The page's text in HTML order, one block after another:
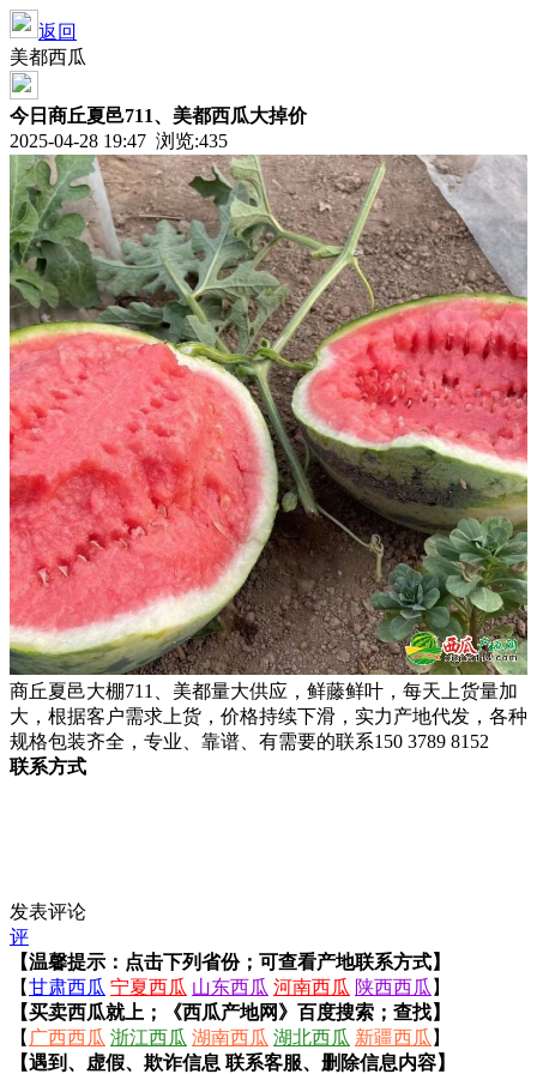
返回
美都西瓜
今日商丘夏邑711、美都西瓜大掉价
2025-04-28 19:47 浏览:435
商丘夏邑大棚711、美都量大供应，鲜藤鲜叶，每天上货量加
大，根据客户需求上货，价格持续下滑，实力产地代发，各种
规格包装齐全，专业、靠谱、有需要的联系150 3789 8152
联系方式
发表评论
评
【温馨提示：点击下列省份；可查看产地联系方式】
【甘肃西瓜 宁夏西瓜 山东西瓜 河南西瓜 陕西西瓜 】
【买卖西瓜就上；《西瓜产地网》百度搜索；查找】
【 广西西瓜 浙江西瓜 湖南西瓜 湖北西瓜 新疆西瓜 】
【遇到、虚假、欺诈信息 联系客服、删除信息内容】